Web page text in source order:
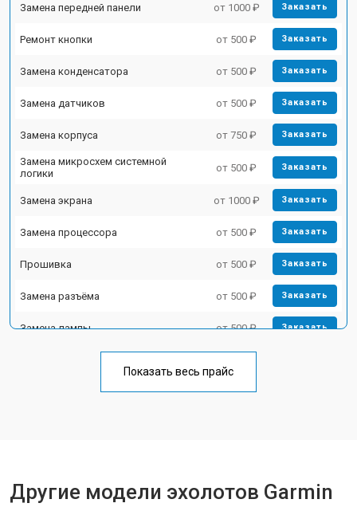
Замена передней панели от 1000 ₽ Заказать
Ремонт кнопки от 500 ₽ Заказать
Замена конденсатора от 500 ₽ Заказать
Замена датчиков от 500 ₽ Заказать
Замена корпуса от 750 ₽ Заказать
Замена микросхем системной
логики
от 500 ₽ Заказать
Замена экрана от 1000 ₽ Заказать
Замена процессора от 500 ₽ Заказать
Прошивка от 500 ₽ Заказать
Замена разъёма от 500 ₽ Заказать
Замена лампы от 500 ₽ Заказать
Показать весь прайс
Другие модели эхолотов Garmin